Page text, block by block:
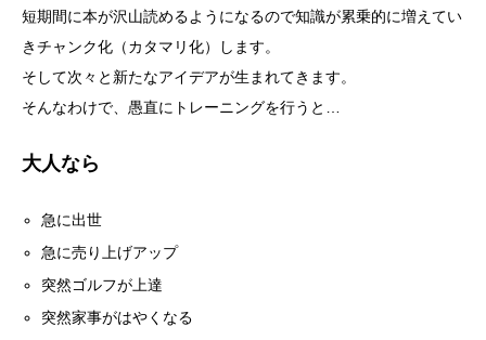
短期間に本が沢山読めるようになるので知識が累乗的に増えてい
きチャンク化（カタマリ化）します。
そして次々と新たなアイデアが生まれてきます。
そんなわけで、愚直にトレーニングを行うと…
大人なら
急に出世
急に売り上げアップ
突然ゴルフが上達
突然家事がはやくなる